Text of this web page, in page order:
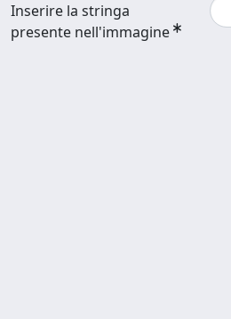
Inserire la stringa
presente nell'immagine